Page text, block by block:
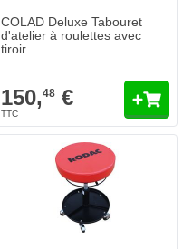
COLAD Deluxe Tabouret
d'atelier à roulettes avec
tiroir
150,48 €